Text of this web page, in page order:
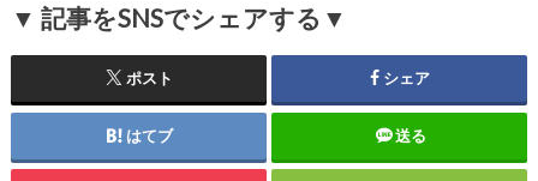
▼ 記事をSNSでシェアする▼
ポスト シェア
はてブ 送る